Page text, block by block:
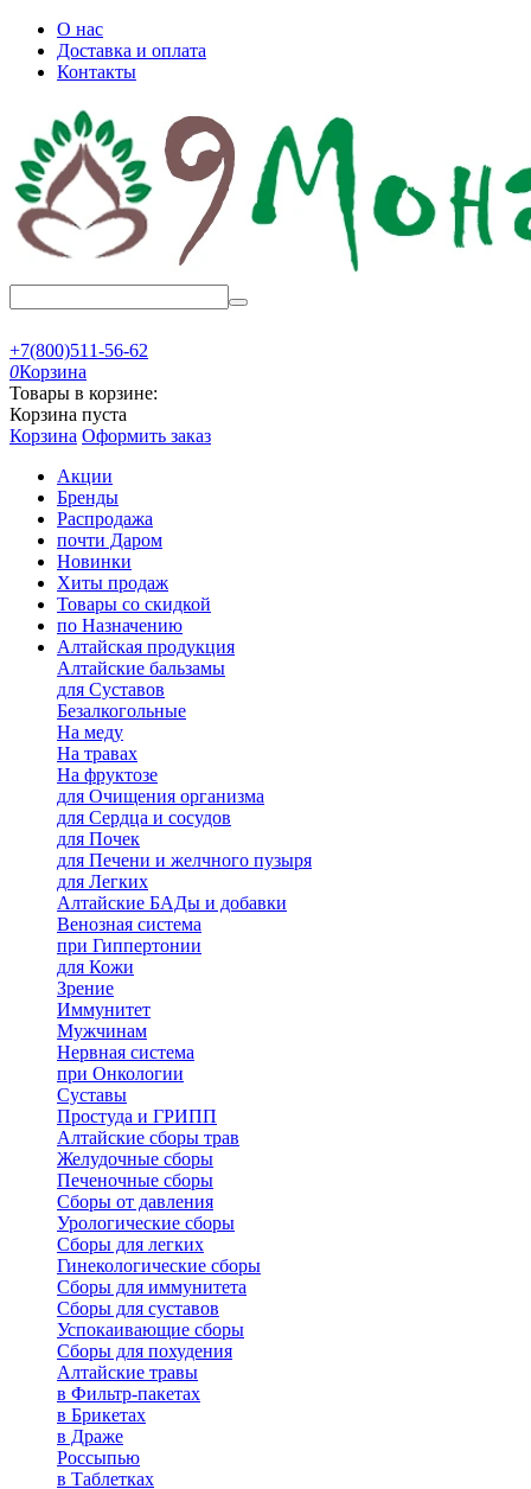
О нас
Доставка и оплата
Контакты
+7(800)511-56-62
0Корзина
Товары в корзине:
Корзина пуста
Корзина Оформить заказ
Акции
Бренды
Распродажа
почти Даром
Новинки
Хиты продаж
Товары со скидкой
по Назначению
Алтайская продукция
Алтайские бальзамы
для Суставов
Безалкогольные
На меду
На травах
На фруктозе
для Очищения организма
для Сердца и сосудов
для Почек
для Печени и желчного пузыря
для Легких
Алтайские БАДы и добавки
Венозная система
при Гиппертонии
для Кожи
Зрение
Иммунитет
Мужчинам
Нервная система
при Онкологии
Суставы
Простуда и ГРИПП
Алтайские сборы трав
Желудочные сборы
Печеночные сборы
Сборы от давления
Урологические сборы
Сборы для легких
Гинекологические сборы
Сборы для иммунитета
Сборы для суставов
Успокаивающие сборы
Сборы для похудения
Алтайские травы
в Фильтр-пакетах
в Брикетах
в Драже
Россыпью
в Таблетках